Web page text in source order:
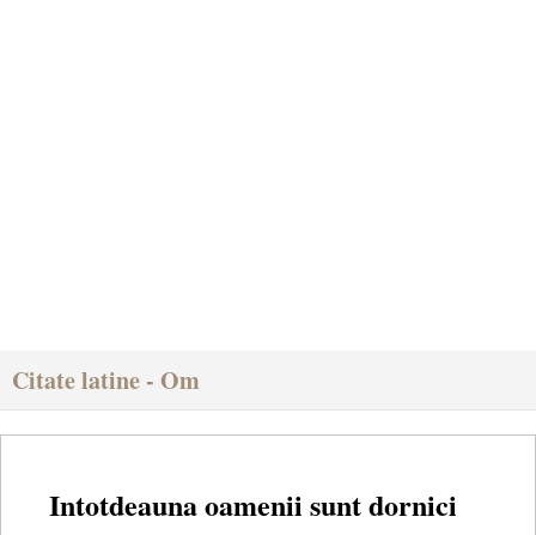
Citate latine - Om
Intotdeauna oamenii sunt dornici